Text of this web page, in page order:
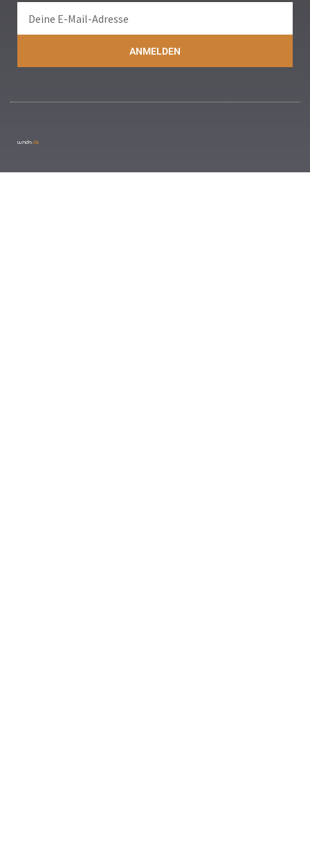
ANMELDEN